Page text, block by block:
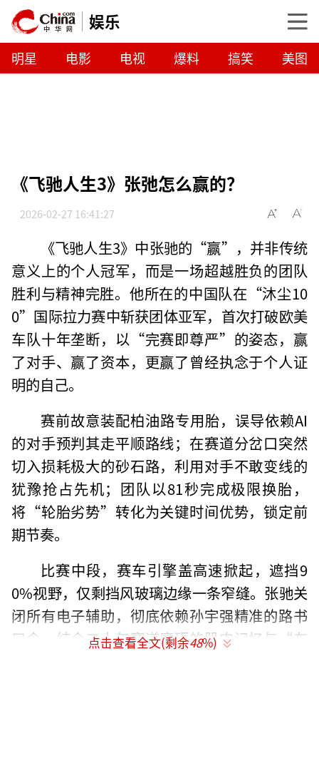
娱乐
明星 电影 电视 爆料 搞笑 美图
《飞驰人生3》张弛怎么赢的？
2026-02-27 16:41:27
《飞驰人生3》中张驰的“赢”，并非传统
意义上的个人冠军，而是一场超越胜负的团队
胜利与精神完胜。他所在的中国队在“沐尘10
0”国际拉力赛中斩获团体亚军，首次打破欧美
车队十年垄断，以“完赛即尊严”的姿态，赢
了对手、赢了资本，更赢了曾经执念于个人证
明的自己。
赛前故意装配柏油路专用胎，误导依赖AI
的对手预判其走平顺路线；在赛道分岔口突然
切入损耗极大的砂石路，利用对手不敢变线的
犹豫抢占先机；团队以81秒完成极限换胎，
将“轮胎劣势”转化为关键时间优势，锁定前
期节奏。
比赛中段，赛车引擎盖高速掀起，遮挡9
0%视野，仅剩挡风玻璃边缘一条窄缝。张驰关
闭所有电子辅助，彻底依赖孙宇强精准的路书
口令，结合二十年赛道磨砺的肌肉记忆与“车
点击查看全文(剩余48%)